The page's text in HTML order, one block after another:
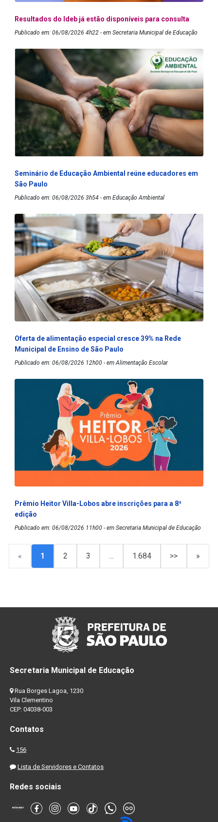
Resultados do Ideb já estão disponíveis para consulta
Publicado em: 06/08/2026 4h22 - em Secretaria Municipal de Educação
Seminário de Educação Ambiental reúne educadores em
São Paulo
Publicado em: 06/08/2026 3h54 - em Educação Ambiental
Oferta de alimentação especial cresce 39% na Rede
Municipal de Ensino de São Paulo
Publicado em: 06/08/2026 12h00 - em Alimentação Escolar
Prêmio Heitor Villa-Lobos abre inscrições para a 8ª
edição
Publicado em: 06/08/2026 11h00 - em Secretaria Municipal de Educação
« 1 2 3 … 1.684 >> »
Secretaria Municipal de Educação
Rua Borges Lagoa, 1230
Vila Clementino
CEP: 04038-003
Contatos
156
Lista de Servidores e Contatos
Redes sociais